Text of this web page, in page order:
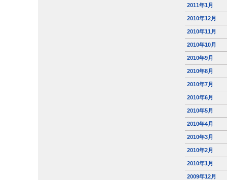
2011年1月
2010年12月
2010年11月
2010年10月
2010年9月
2010年8月
2010年7月
2010年6月
2010年5月
2010年4月
2010年3月
2010年2月
2010年1月
2009年12月